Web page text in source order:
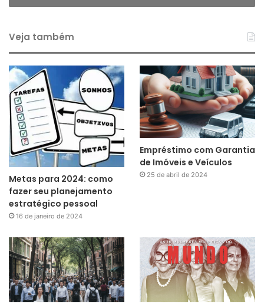
Veja também
Metas para 2024: como
fazer seu planejamento
estratégico pessoal
16 de janeiro de 2024
Empréstimo com Garantia
de Imóveis e Veículos
25 de abril de 2024